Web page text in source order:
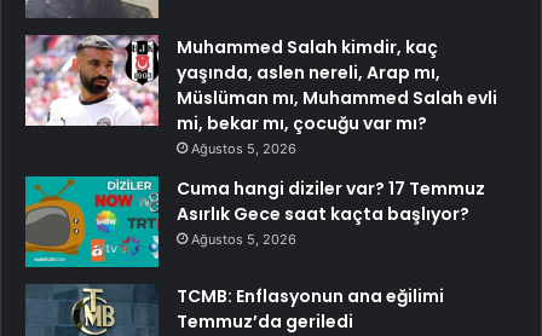
Muhammed Salah kimdir, kaç
yaşında, aslen nereli, Arap mı,
Müslüman mı, Muhammed Salah evli
mi, bekar mı, çocuğu var mı?
Ağustos 5, 2026
Cuma hangi diziler var? 17 Temmuz
Asırlık Gece saat kaçta başlıyor?
Ağustos 5, 2026
TCMB: Enflasyonun ana eğilimi
Temmuz’da geriledi